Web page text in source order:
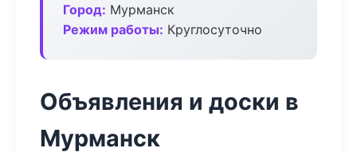
Город: Мурманск
Режим работы: Круглосуточно
Объявления и доски в
Мурманск